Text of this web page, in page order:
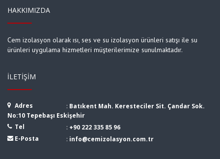
HAKKIMIZDA
Cem izolasyon olarak ısı, ses ve su izolasyon ürünleri satışı ile su
ürünleri uygulama hizmetleri müşterilerimize sunulmaktadır.
İLETIŞIM
Adres : Batıkent Mah. Keresteciler Sit. Çandar Sok.
No:10 Tepebaşı Eskişehir
Tel
: +90 222 335 85 96
E-Posta
: info@cemizolasyon.com.tr